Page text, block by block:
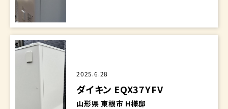
2025.6.28
ダイキン EQX37YFV
山形県 東根市 H様邸